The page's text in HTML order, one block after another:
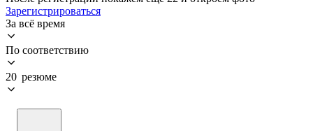
Зарегистрироваться
За всё время
По соответствию
20 резюме